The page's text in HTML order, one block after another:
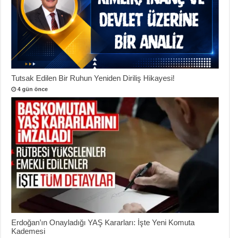
Tutsak Edilen Bir Ruhun Yeniden Diriliş Hikayesi!
4 gün önce
Erdoğan’ın Onayladığı YAŞ Kararları: İşte Yeni Komuta
Kademesi